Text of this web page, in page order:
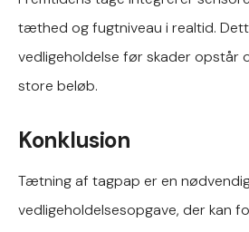
tæthed og fugtniveau i realtid.
vedligeholdelse før skader opstår
store beløb.
Konklusion
Tætning af tagpap er en
vedligeholdelsesopgave, der kan